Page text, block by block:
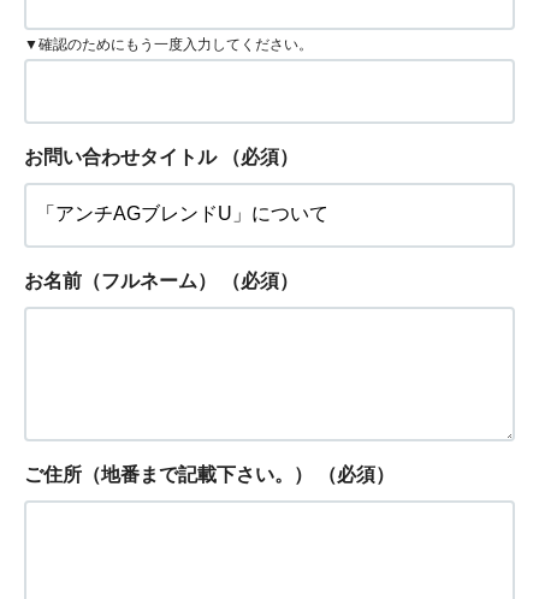
▼確認のためにもう一度入力してください。
お問い合わせタイトル （必須）
お名前（フルネーム） （必須）
ご住所（地番まで記載下さい。） （必須）